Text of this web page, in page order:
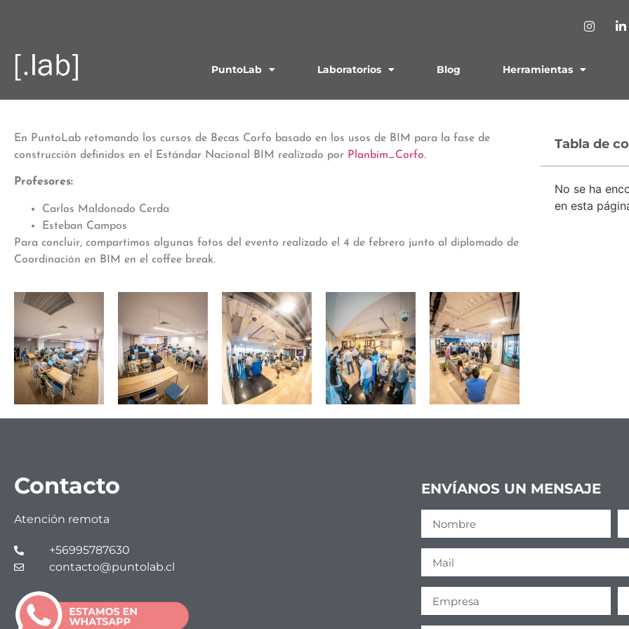
PuntoLab Laboratorios Blog Herramientas
En PuntoLab retomando los cursos de Becas Corfo basado en los usos de BIM para la fase de
construcción definidos en el Estándar Nacional BIM realizado por Planbim_Corfo.
Profesores:
Carlos Maldonado Cerda
Esteban Campos
Para concluir, compartimos algunas fotos del evento realizado el 4 de febrero junto al diplomado de
Coordinación en BIM en el coffee break.
Tabla de
No se ha
en esta
Contacto
Atención remota
+56995787630
contacto@puntolab.cl
ENVÍANOS UN MENSAJE